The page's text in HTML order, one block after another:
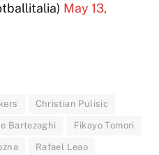
May 13,
Christian Pulisic
Bartezaghi Fikayo Tomori
Rafael Leao